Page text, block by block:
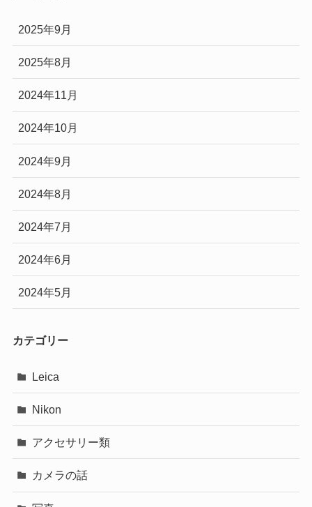
2025年9月
2025年8月
2024年11月
2024年10月
2024年9月
2024年8月
2024年7月
2024年6月
2024年5月
カテゴリー
Leica
Nikon
アクセサリー類
カメラの話